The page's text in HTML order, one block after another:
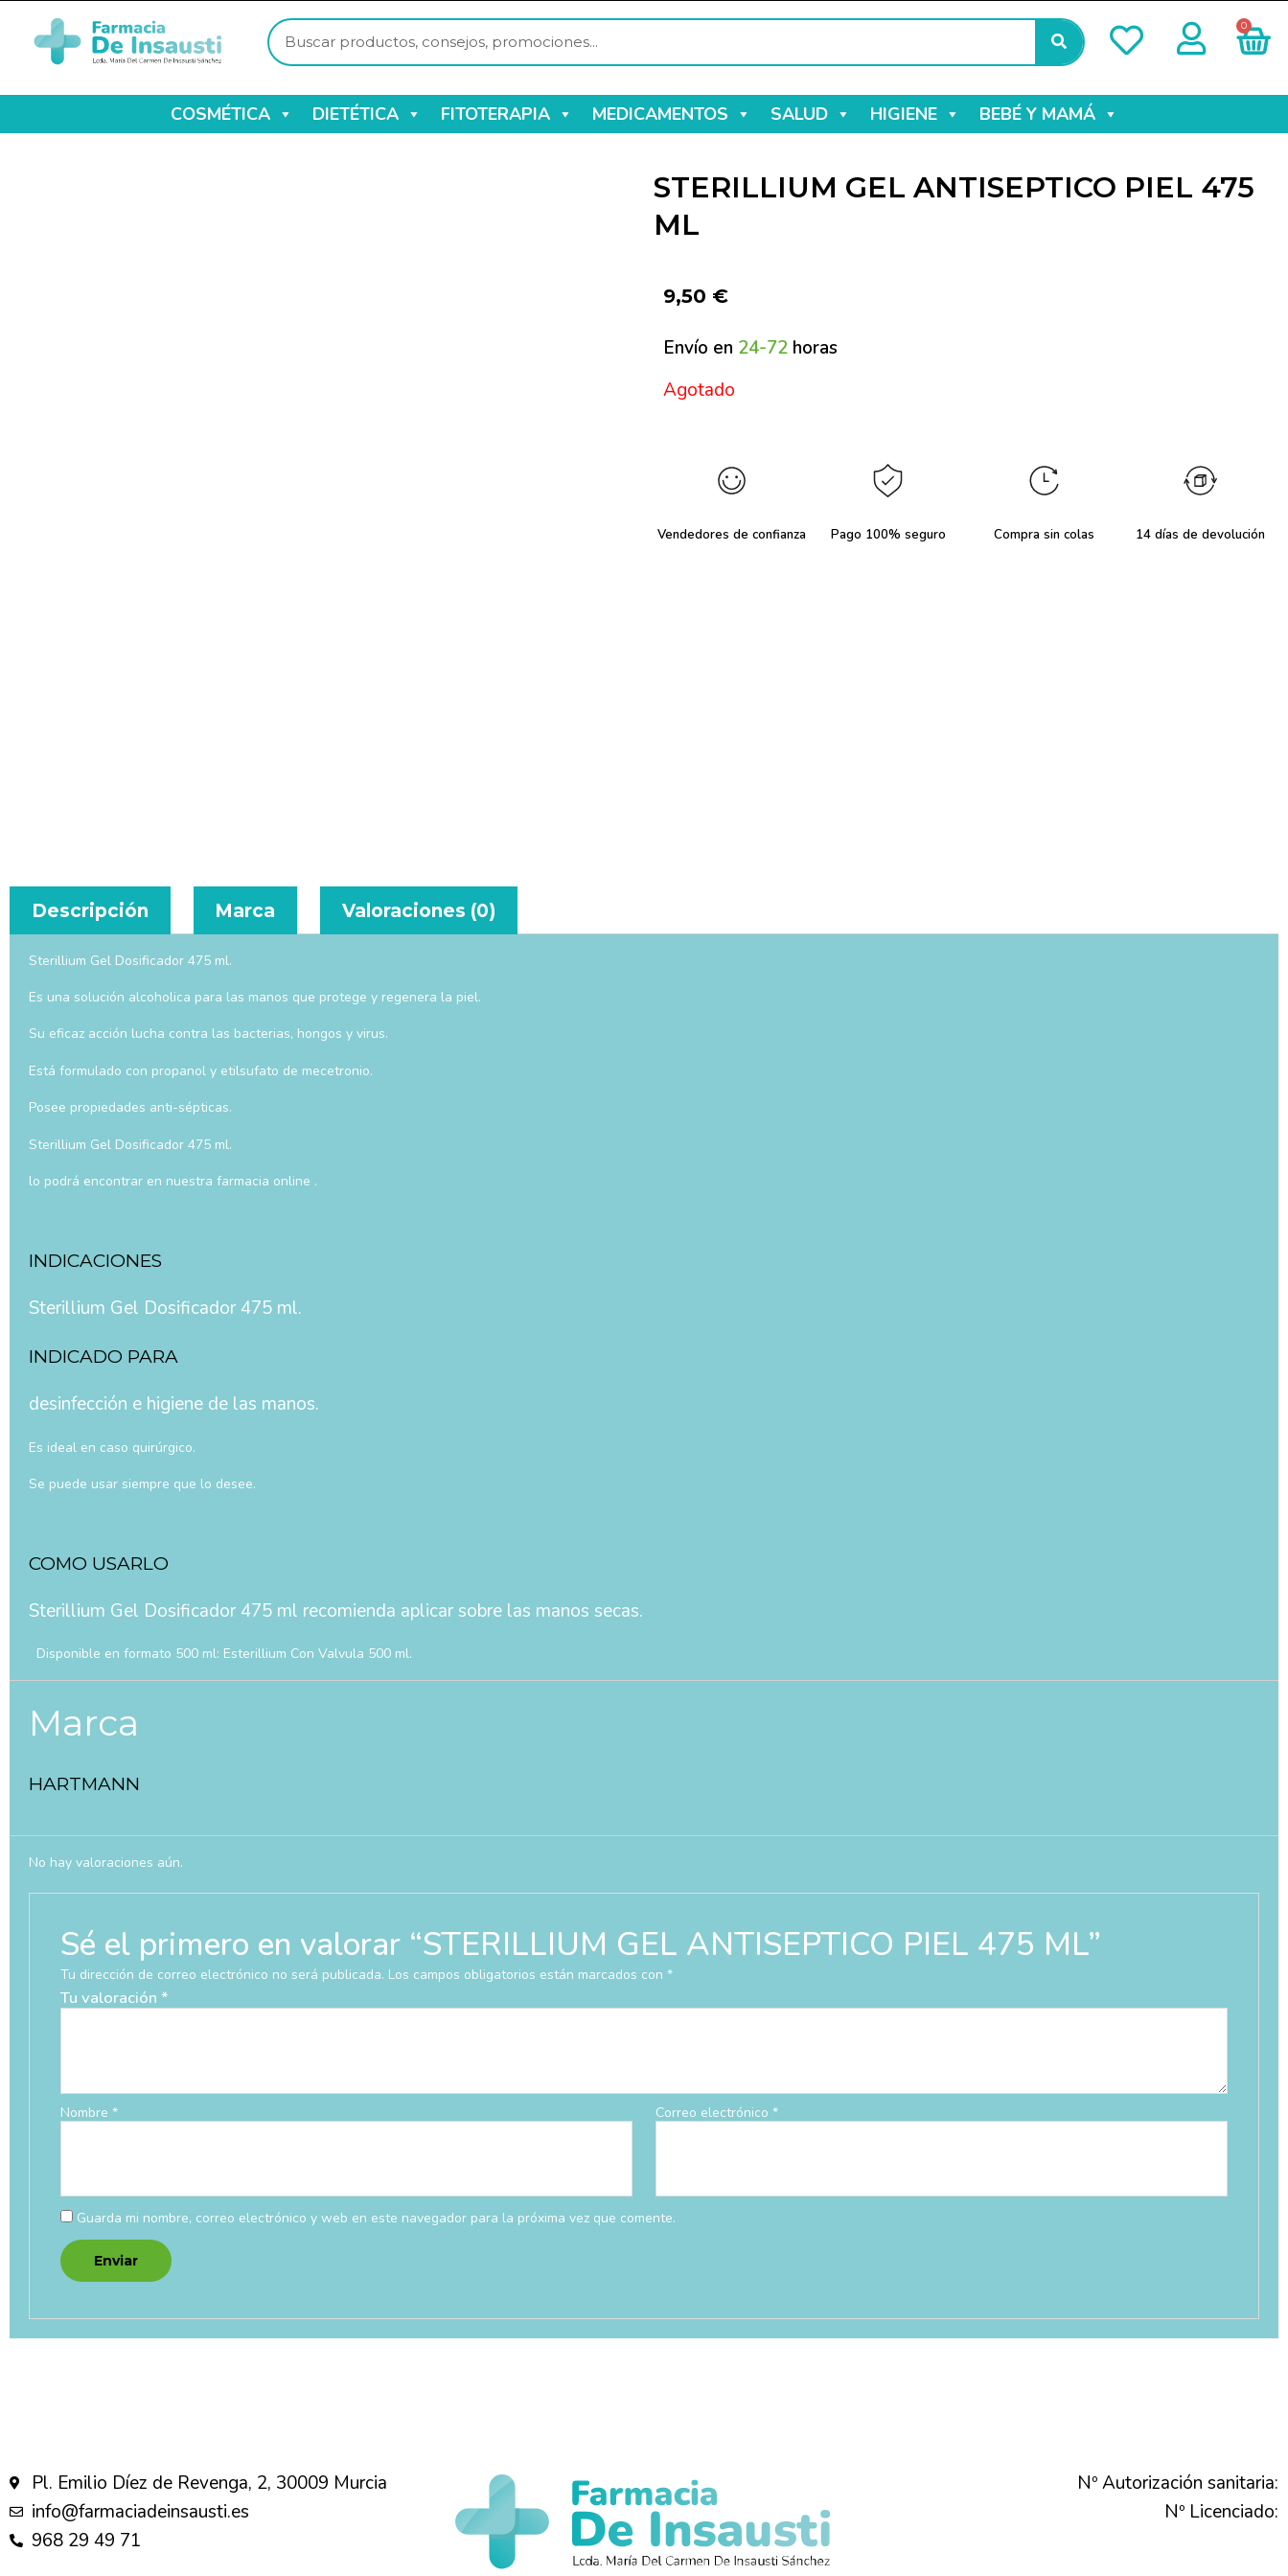
0
COSMÉTICA DIETÉTICA FITOTERAPIA MEDICAMENTOS SALUD HIGIENE BEBÉ Y MAMÁ
STERILLIUM GEL ANTISEPTICO PIEL 475
ML
9,50 €
Envío en 24-72 horas
Agotado
Vendedores de confianza Pago 100% seguro Compra sin colas 14 días de devolución
Descripción Marca Valoraciones (0)
Sterillium Gel Dosificador 475 ml.
Es una solución alcoholica para las manos que protege y regenera la piel.
Su eficaz acción lucha contra las bacterias, hongos y virus.
Está formulado con propanol y etilsufato de mecetronio.
Posee propiedades anti-sépticas.
Sterillium Gel Dosificador 475 ml.
lo podrá encontrar en nuestra farmacia online .
INDICACIONES
Sterillium Gel Dosificador 475 ml.
INDICADO PARA
desinfección e higiene de las manos.
Es ideal en caso quirúrgico.
Se puede usar siempre que lo desee.
COMO USARLO
Sterillium Gel Dosificador 475 ml recomienda aplicar sobre las manos secas.
Disponible en formato 500 ml: Esterillium Con Valvula 500 ml.
Marca
HARTMANN
No hay valoraciones aún.
Sé el primero en valorar “STERILLIUM GEL ANTISEPTICO PIEL 475 ML”
Tu dirección de correo electrónico no será publicada. Los campos obligatorios están marcados con *
Tu valoración *
Nombre * Correo electrónico*
Guarda mi nombre, correo electrónico y web en este navegador para la próxima vez que comente.
Pl. Emilio Díez de Revenga, 2, 30009 Murcia
info@farmaciadeinsausti.es
968 29 49 71
Nº Autorización sanitaria:
Nº Licenciado: